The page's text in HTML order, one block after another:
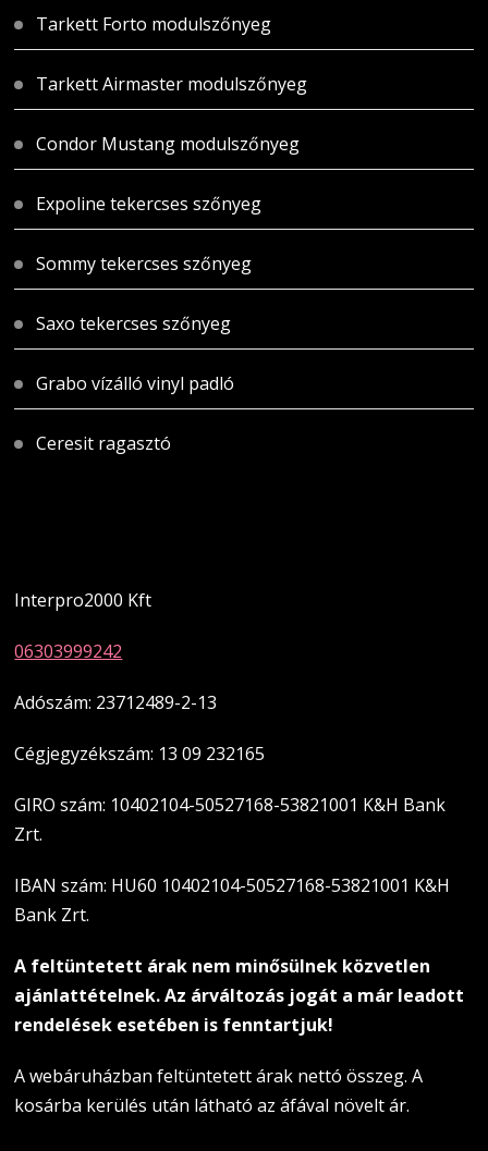
Tarkett Forto modulszőnyeg
Tarkett Airmaster modulszőnyeg
Condor Mustang modulszőnyeg
Expoline tekercses szőnyeg
Sommy tekercses szőnyeg
Saxo tekercses szőnyeg
Grabo vízálló vinyl padló
Ceresit ragasztó
Interpro2000 Kft
06303999242
Adószám: 23712489-2-13
Cégjegyzékszám: 13 09 232165
GIRO szám: 10402104-50527168-53821001 K&H Bank
Zrt.
IBAN szám: HU60 10402104-50527168-53821001 K&H
Bank Zrt.
A feltüntetett árak nem minősülnek közvetlen
ajánlattételnek. Az árváltozás jogát a már leadott
rendelések esetében is fenntartjuk!
A webáruházban feltüntetett árak nettó összeg. A
kosárba kerülés után látható az áfával növelt ár.